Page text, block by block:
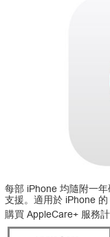
每部 iPhone 均隨附一
支援。適用於 iPhone
購買 AppleCare+ 服務